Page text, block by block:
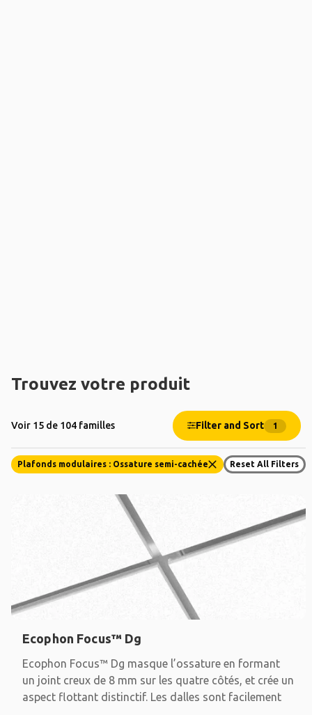
Trouvez votre produit
Voir 15 de 104 familles Filter and Sort 1
Plafonds modulaires : Ossature semi-cachée Reset All Filters
Ecophon Focus™ Dg
Ecophon Focus™ Dg masque l’ossature en formant
un joint creux de 8 mm sur les quatre côtés, et crée un
aspect flottant distinctif. Les dalles sont facilement